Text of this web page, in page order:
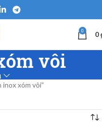
0 0
vôi
xóm vôi”